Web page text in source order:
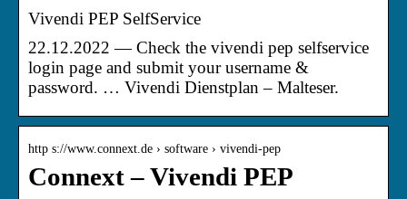
Vivendi PEP SelfService
22.12.2022 — Check the vivendi pep selfservice
login page and submit your username &
password. … Vivendi Dienstplan – Malteser.
http s://www.connext.de › software › vivendi-pep
Connext – Vivendi PEP